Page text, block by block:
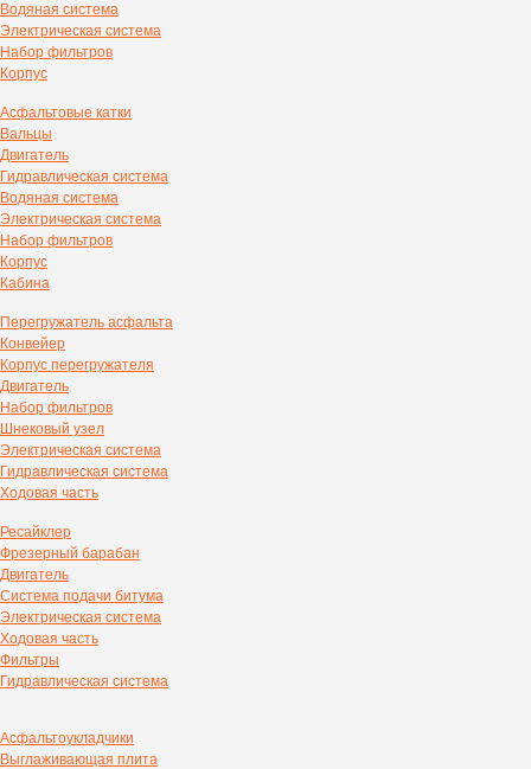
Водяная система
Электрическая система
Набор фильтров
Корпус
Асфальтовые катки
Вальцы
Двигатель
Гидравлическая система
Водяная система
Электрическая система
Набор фильтров
Корпус
Кабина
Перегружатель асфальта
Конвейер
Корпус перегружателя
Двигатель
Набор фильтров
Шнековый узел
Электрическая система
Гидравлическая система
Ходовая часть
Ресайклер
Фрезерный барабан
Двигатель
Система подачи битума
Электрическая система
Ходовая часть
Фильтры
Гидравлическая система
Асфальтоукладчики
Выглаживающая плита